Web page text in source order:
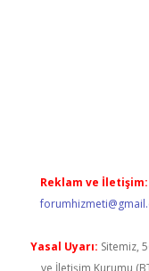
Reklam ve İletişim:
Yasal Uyarı: Sitemiz,
ve İletişim Kurumu